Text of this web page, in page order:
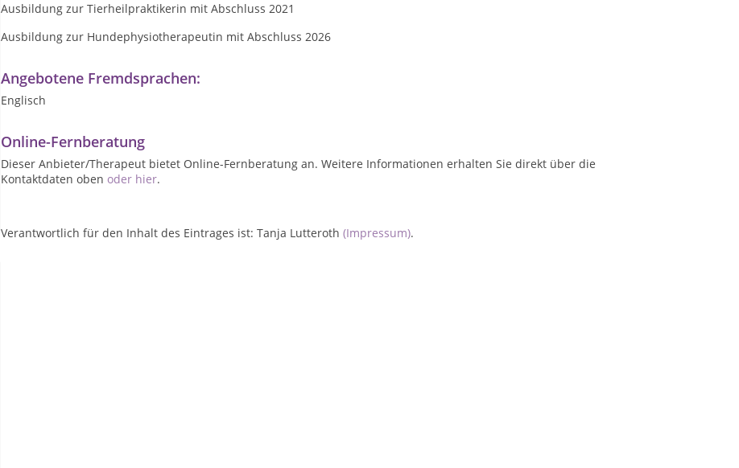
Ausbildung zur Tierheilpraktikerin mit Abschluss 2021
Ausbildung zur Hundephysiotherapeutin mit Abschluss 2026
Angebotene Fremdsprachen:
Englisch
Online-Fernberatung
Dieser Anbieter/Therapeut bietet Online-Fernberatung an. Weitere Informationen erhalten Sie direkt über die
Kontaktdaten oben oder hier.
Verantwortlich für den Inhalt des Eintrages ist: Tanja Lutteroth (Impressum).